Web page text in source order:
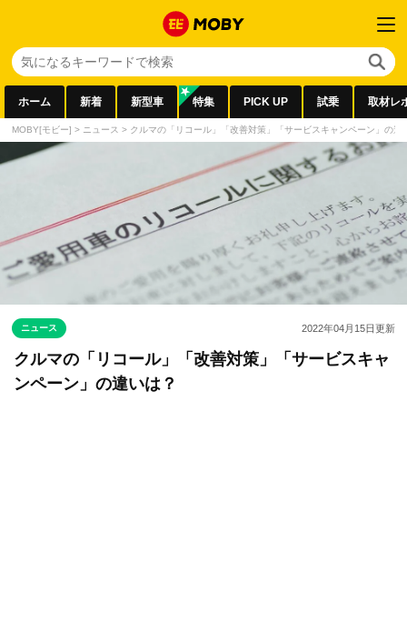
ホーム 新着 新型車 特集 PICK UP 試乗 取材レ
MOBY[モビー] > ニュース > クルマの「リコール」「改善対策」「サービスキャンペーン」の違
ニュース 2022年04月15日更新
クルマの「リコール」「改善対策」「サービスキャ
ンペーン」の違いは？